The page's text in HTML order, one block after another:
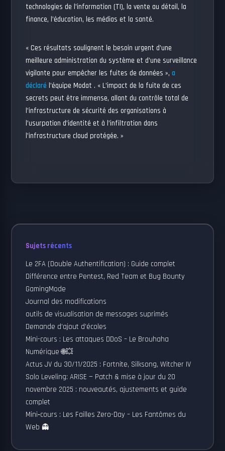
technologies de l’information (TI), la vente au détail, la
finance, l’éducation, les médias et la santé.
« Ces résultats soulignent le besoin urgent d’une
meilleure administration du système et d’une surveillance
vigilante pour empêcher les fuites de données »,a
déclaré l’équipe Modat . « L’impact de la fuite de ces
secrets peut être immense, allant du contrôle total de
l’infrastructure de sécurité des organisations à
l’usurpation d’identité et à l’infiltration dans
l’infrastructure cloud protégée. »
Sujets récents
Le 2FA (Double Authentification) : Guide complet
Différence entre Pentest, Red Team et Bug Bounty
GamingMode
Journal des modifications
outils de visualisation de messages suprimés
Demande d’ajout d’écoles
Mini-cours : Les attaques DDoS – Le Brouhaha
Numérique 🌐💥
Actus JV du 30/11/2025 : Fortnite, Silksong, Witcher IV
Solo Leveling: ARISE — Patch & mise à jour du 20
novembre 2025 : nouveautés, ajustements et guide
complet
Mini‑cours : Les Failles Zero-Day – Les Fantômes du
Web 👻